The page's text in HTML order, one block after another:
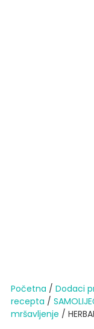
Početna / Dodaci
recepta /
mršavljenje /